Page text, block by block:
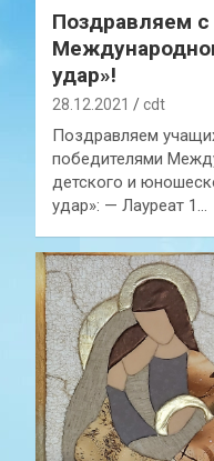
Поздравляем
удар»!
28.12.2021 cdt
Поздравляем
победителями
детского и
удар»: — Лауреат 1…